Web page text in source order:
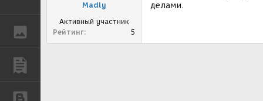
ГАЛЕРЕЯ
и
я
Madly
Активный участник
Рейтинг
5
делами.